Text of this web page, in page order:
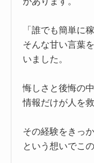
「誰でも簡単
そんな甘い言葉
いました。
悔しさと後悔の
情報だけが人を
その経験をきっ
という想いでこ